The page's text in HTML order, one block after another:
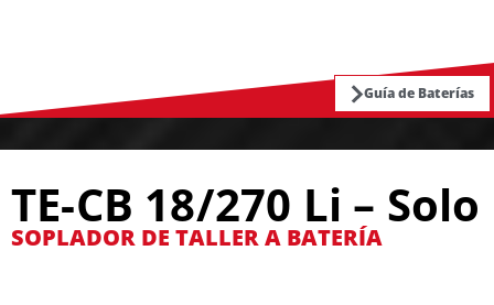
Guía de Baterías
TE-CB 18/270 Li – Solo
SOPLADOR DE TALLER A BATERÍA